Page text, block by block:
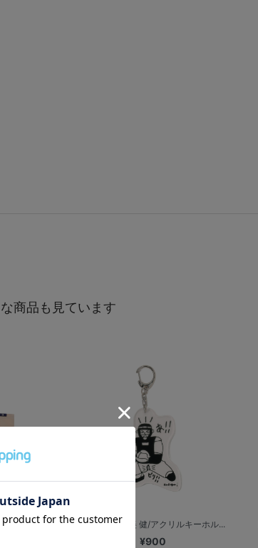
商品も見ています
Magica... 【+B】/加賀美 健/アクリルキーホル...
¥900